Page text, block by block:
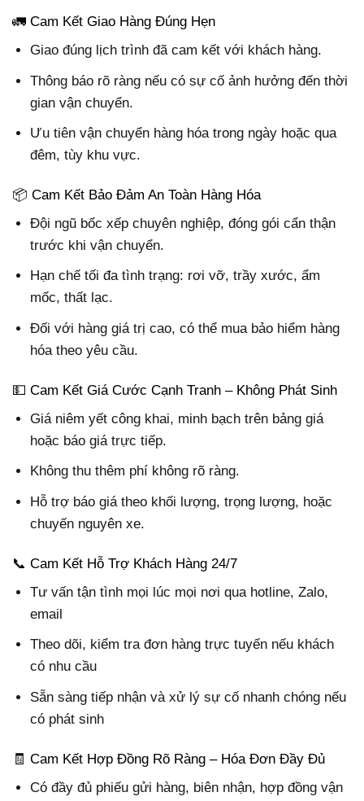
🚛 Cam Kết Giao Hàng Đúng Hẹn
Giao đúng lịch trình đã cam kết với khách hàng.
Thông báo rõ ràng nếu có sự cố ảnh hưởng đến thời
gian vận chuyển.
Ưu tiên vận chuyển hàng hóa trong ngày hoặc qua
đêm, tùy khu vực.
📦 Cam Kết Bảo Đảm An Toàn Hàng Hóa
Đội ngũ bốc xếp chuyên nghiệp, đóng gói cẩn thận
trước khi vận chuyển.
Hạn chế tối đa tình trạng: rơi vỡ, trầy xước, ẩm
mốc, thất lạc.
Đối với hàng giá trị cao, có thể mua bảo hiểm hàng
hóa theo yêu cầu.
💵 Cam Kết Giá Cước Cạnh Tranh – Không Phát Sinh
Giá niêm yết công khai, minh bạch trên bảng giá
hoặc báo giá trực tiếp.
Không thu thêm phí không rõ ràng.
Hỗ trợ báo giá theo khối lượng, trọng lượng, hoặc
chuyến nguyên xe.
📞 Cam Kết Hỗ Trợ Khách Hàng 24/7
Tư vấn tận tình mọi lúc mọi nơi qua hotline, Zalo,
email
Theo dõi, kiểm tra đơn hàng trực tuyến nếu khách
có nhu cầu
Sẵn sàng tiếp nhận và xử lý sự cố nhanh chóng nếu
có phát sinh
🧾 Cam Kết Hợp Đồng Rõ Ràng – Hóa Đơn Đầy Đủ
Có đầy đủ phiếu gửi hàng, biên nhận, hợp đồng vận